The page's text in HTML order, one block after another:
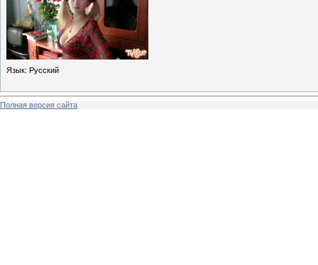
Язык: Русский
Полная версия сайта